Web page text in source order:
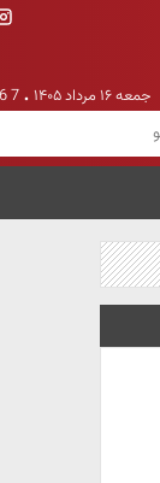
جمعه ۱۶ مرداد ۱۴۰۵ 7 August 2026